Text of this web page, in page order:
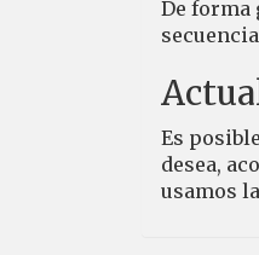
De forma
Es
desea,
usamos